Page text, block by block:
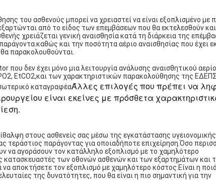
του ασθενούς μπορεί να χρειαστεί να είναι εξοπλισμένο με
από το είδος των επεμβάσεων που θα εκτελεσθούν και
χρειάζεται γενική αναισθησία κατά τη διάρκεια της
και την ποσότητα αέριο αναισθησίας που έχει
παρακολουθούνται.
που δεν έχει μόνο μια λειτουργία ανάλυσης αναισθητικού
EtCO2,και των χαρακτηριστικών παρακολούθησης της
καταγραφέαΆλλες επιλογές που πρέπει να
είναι εκείνες με πρόσθετα
στους ασθενείς σας μέσω της εγκατάστασης υγειονομικής
τεράστιος παράγοντας για οποιαδήποτε επιχείρηση.Όσο
να αγοράσουν τον κατάλληλο εξοπλισμό με το χαμηλότερο
κατασκευαστές των οθονών ασθενών και των εξαρτημάτων και
αποκτήσετε τον εξοπλισμό με χαμηλότερο κόστος.Είναι η
της δυνατότητες, που θα είναι η πιο σημαντική για την